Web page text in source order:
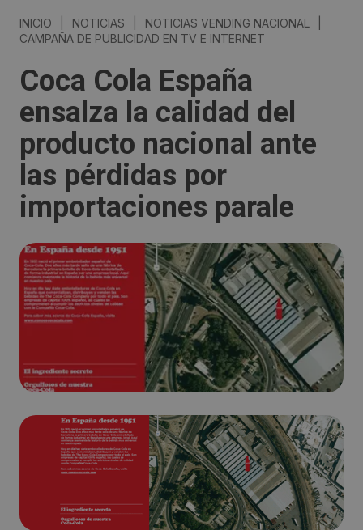
INICIO NOTICIAS NOTICIAS VENDING NACIONAL
CAMPAÑA DE PUBLICIDAD EN TV E INTERNET
Coca Cola España
ensalza la calidad del
producto nacional ante
las pérdidas por
importaciones parale